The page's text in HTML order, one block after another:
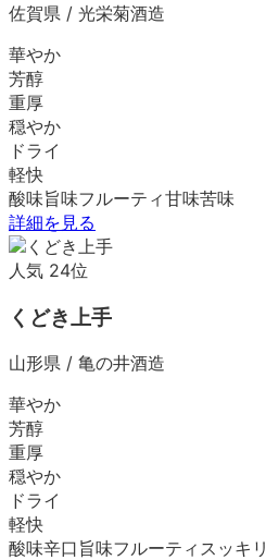
佐賀県 / 光栄菊酒造
華やか
芳醇
重厚
穏やか
ドライ
軽快
酸味旨味フルーティ甘味苦味
詳細を見る
人気 24位
くどき上手
山形県 / 亀の井酒造
華やか
芳醇
重厚
穏やか
ドライ
軽快
酸味辛口 旨味フルーティ スッキリ